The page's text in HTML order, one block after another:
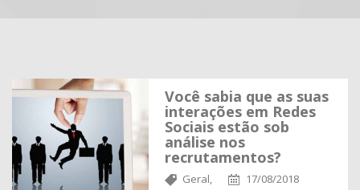
Você sabia que as suas
interações em Redes
Sociais estão sob
análise nos
recrutamentos?
Geral,
17/08/2018